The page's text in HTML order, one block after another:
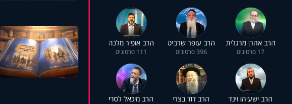
הרב אהרן מרגלית
17 סרטונים
הרב עופר שרביט
396 סרטונים
הרב אופיר מלכה
111 סרטונים
הרב ישעיהו וינד הרב דוד בצרי הרב מיכאל לסרי